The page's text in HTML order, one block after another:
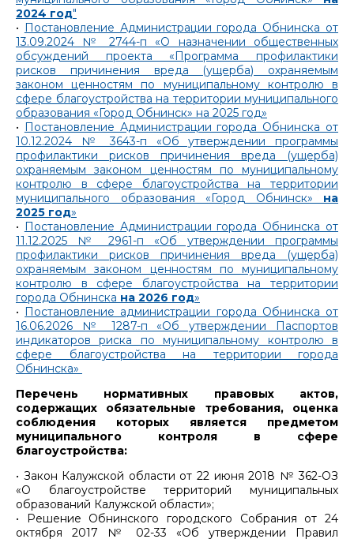
2024 год"
•
Постановление Администрации города Обнинска от
13.09.2024 № 2744-п «О назначении общественных
обсуждений проекта «Программа профилактики
рисков причинения вреда (ущерба) охраняемым
законом ценностям по муниципальному контролю в
сфере благоустройства на территории муниципального
образования «Город Обнинск» на 2025 год»
•
Постановление Администрации города Обнинска от
10.12.2024 № 3643-п «Об утверждении программы
профилактики рисков причинения вреда (ущерба)
охраняемым законом ценностям по муниципальному
контролю в сфере благоустройства на территории
муниципального образования «Город Обнинск» на
2025 год»
•
Постановление Администрации города Обнинска от
11.12.2025 № 2961-п «Об утверждении программы
профилактики рисков причинения вреда (ущерба)
охраняемым законом ценностям по муниципальному
контролю в сфере благоустройства на территории
города Обнинска на 2026 год»
•
Постановление администрации города Обнинска от
16.06.2026 № 1287-п «Об утверждении Паспортов
индикаторов риска по муниципальному контролю в
сфере благоустройства на территории города
Обнинска»
Перечень нормативных правовых актов,
содержащих обязательные требования, оценка
соблюдения которых является предметом
муниципального контроля в сфере
благоустройства:
• Закон Калужской области от 22 июня 2018 № 362-ОЗ
«О благоустройстве территорий муниципальных
образований Калужской области»;
• Решение Обнинского городского Собрания от 24
октября 2017 № 02-33 «Об утверждении Правил